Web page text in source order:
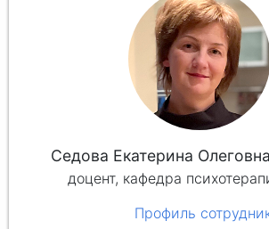
Седова Екатерина
доцент, кафедра
Профиль